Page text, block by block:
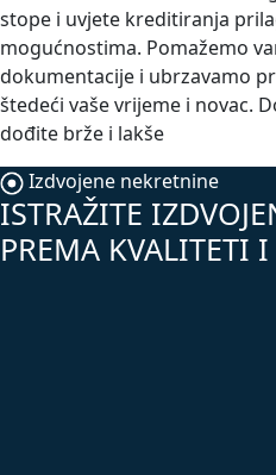
stope i uvjete kreditiranja
mogućnostima. Pomažemo
dokumentacije i ubrzavamo
štedeći vaše vrijeme i novac.
dođite brže i lakše
Izdvojene nekretnine
ISTRAŽITE
PREMA KVALITETI